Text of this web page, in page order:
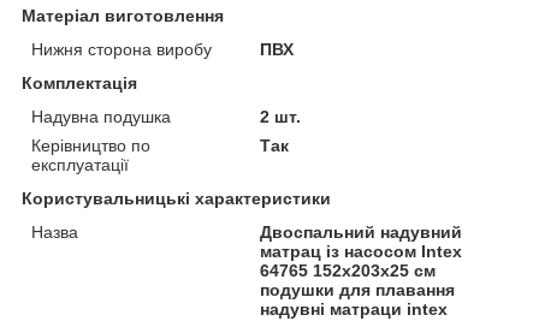
Матеріал виготовлення
Нижня сторона виробу
ПВХ
Комплектація
Надувна подушка
2 шт.
Керівництво по
експлуатації
Так
Користувальницькі характеристики
Назва
Двоспальний надувний
матрац із насосом Intex
64765 152x203x25 см
подушки для плавання
надувні матраци intex